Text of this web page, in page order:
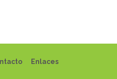
Enlaces